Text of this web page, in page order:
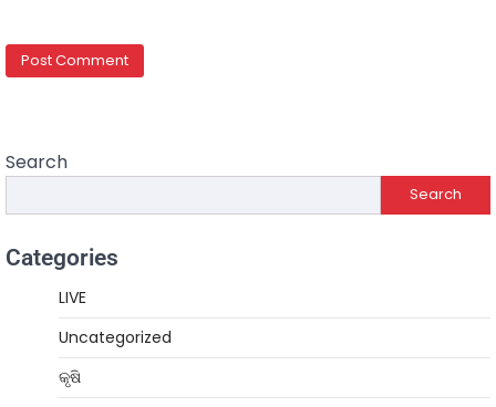
Search
Search
Categories
LIVE
Uncategorized
କୃଷି